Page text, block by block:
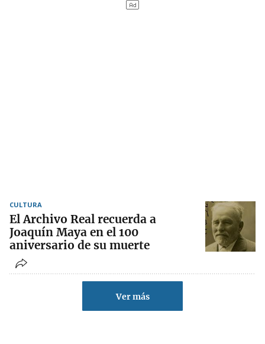
CULTURA
El Archivo Real recuerda a
Joaquín Maya en el 100
aniversario de su muerte
Ver más